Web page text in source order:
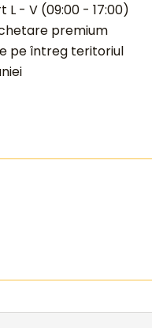
L - V (09:00 - 17:00)
premium
pe întreg teritoriul